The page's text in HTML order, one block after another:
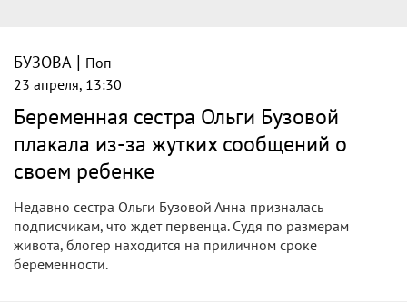
БУЗОВА | Поп
23 апреля, 13:30
Беременная сестра Ольги Бузовой
плакала из-за жутких сообщений о
своем ребенке
Недавно сестра Ольги Бузовой Анна призналась
подписчикам, что ждет первенца. Судя по размерам
живота, блогер находится на приличном сроке
беременности.